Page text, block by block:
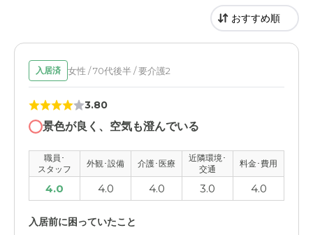
入居済 女性 / 70代後半 / 要介護2
3.80
景色が良く、空気も澄んでいる
職員･
スタッフ
外観･設備 介護･医療
近隣環境･
交通
料金･費用
4.0 4.0 4.0 3.0 4.0
入居前に困っていたこと